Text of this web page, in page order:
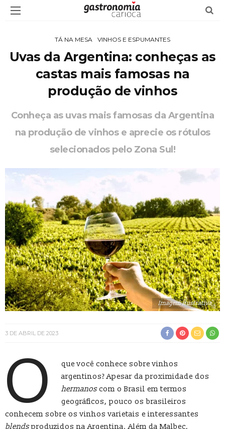
TÁ NA MESA VINHOS E ESPUMANTES
Uvas da Argentina: conheças as
castas mais famosas na
produção de vinhos
Conheça as uvas mais famosas da Argentina
na produção de vinhos e aprecie os rótulos
selecionados pelo Zona Sul!
Imagem ilustrativa
3 DE ABRIL DE 2023
O
que você conhece sobre vinhos
argentinos? Apesar da proximidade dos
hermanoscom o Brasil em termos
geográficos, pouco os brasileiros
conhecem sobre os vinhos varietais e interessantes
blendsproduzidos na Argentina. Além da Malbec,